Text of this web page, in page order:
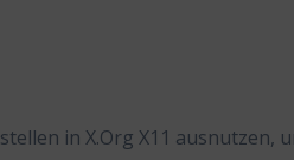
in X.Org X11 ausnutzen,